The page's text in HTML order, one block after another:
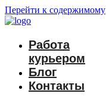
Перейти к содержимому
Работа
курьером
Блог
Контакты